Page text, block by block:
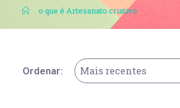
. o que é Artesanato criativo
Ordenar: Mais recentes